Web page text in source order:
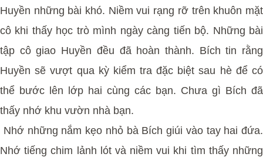
Huyền những bài khó. Niềm vui rạng rỡ trên khuôn mặt
cô khi thấy học trò mình ngày càng tiến bộ. Những bài
tập cô giao Huyền đều đã hoàn thành. Bích tin rằng
Huyền sẽ vượt qua kỳ kiểm tra đặc biệt sau hè để có
thể bước lên lớp hai cùng các bạn. Chưa gì Bích đã
thấy nhớ khu vườn nhà bạn.
Nhớ những nắm kẹo nhỏ bà Bích giúi vào tay hai đứa.
Nhớ tiếng chim lảnh lót và niềm vui khi tìm thấy những